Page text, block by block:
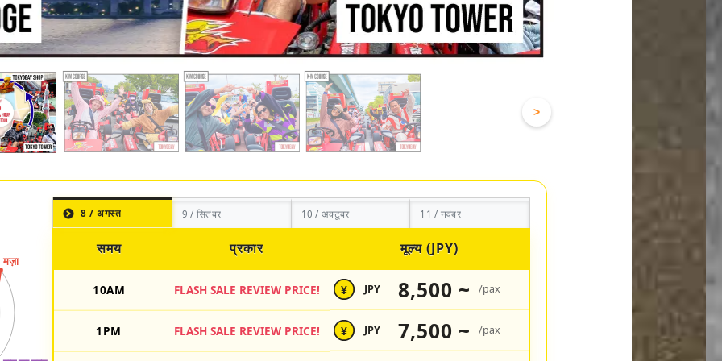
>
8 / अगस्त 9 / सितंबर 10 / अक्टूबर 11 / नवंबर
समय प्रकार मूल्य (JPY)
10AM FLASH SALE REVIEW PRICE! ¥ JPY 8,500 ~ /pax
1PM FLASH SALE REVIEW PRICE! ¥ JPY 7,500 ~ /pax